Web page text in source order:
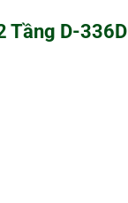
Tầng D-336D